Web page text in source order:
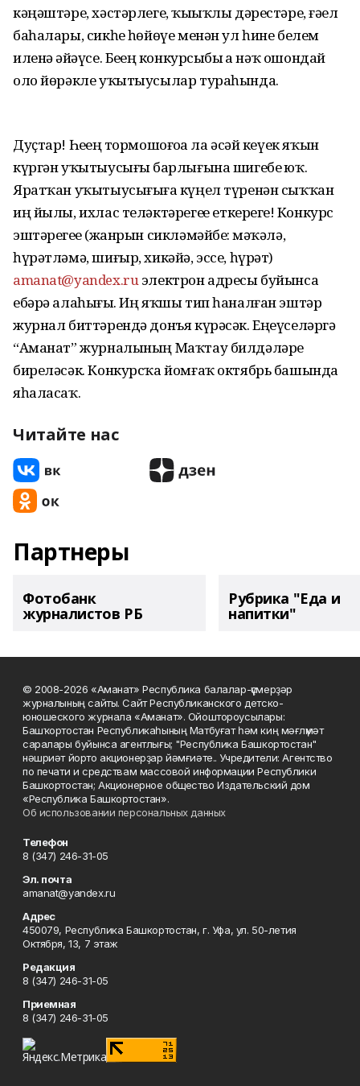
кәңәштәре, хәстәрлеге, ҡыҙыҡлы дәрестәре, ғәҙел
баһалары, сикһеҙ һөйөүе менән ул һине белем
иленә әйҙәүсе. Беҙҙең конкурсыбыҙ ҙа нәҡ ошондай
оло йөрәкле уҡытыусылар тураһында.
Дуҫтар! Һеҙҙең тормошоғоҙҙа ла әсәй кеүек яҡын
күргән уҡытыусығыҙ барлығына шигебеҙ юҡ.
Яратҡан уҡытыусығыҙға күңел түренән сыҡҡан
иң йылы, ихлас теләктәрегеҙҙе еткерегеҙ! Конкурс
эштәрегеҙҙе (жанрын сикләмәйбеҙ: мәҡәлә,
һүрәтләмә, шиғыр, хикәйә, эссе, һүрәт)
amanat@yandex.ruэлектрон адресы буйынса
ебәрә алаһығыҙ. Иң яҡшы тип һаналған эштәр
журнал биттәрендә донъя күрәсәк. Еңеүселәргә
“Аманат” журналының Маҡтау билдәләре
биреләсәк. Конкурсҡа йомғаҡ октябрь башында
яһаласаҡ.
Читайте нас
Партнеры
Фотобанк
журналистов РБ
Рубрика "Еда и
напитки"
© 2008-2026 «Аманат» Республика балалар-үҫмерҙәр
журналының сайты. Сайт Республиканского детско-
юношеского журнала «Аманат». Ойоштороусылары:
Башҡортостан Республикаһының Матбуғат һәм киң мәғлүмәт
саралары буйынса агентлығы; "Республика Башкортостан"
нәшриәт йорто акционерҙар йәмғиәте.. Учредители: Агентство
по печати и средствам массовой информации Республики
Башкортостан; Акционерное общество Издательский дом
«Республика Башкортостан».
Об использовании персональных данных
Телефон
8 (347) 246-31-05
Эл. почта
amanat@yandex.ru
Адрес
450079, Республика Башкортостан, г. Уфа, ул. 50-летия
Октября, 13, 7 этаж
Редакция
8 (347) 246-31-05
Приемная
8 (347) 246-31-05